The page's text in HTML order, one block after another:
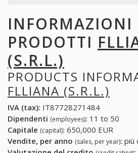
INFORMAZIONI
PRODOTTI
(S.R.L.)
PRODUCTS
FLLIANA (S.R.L.)
IVA (tax): IT87728271484
Dipendenti (employees): 11 to 50
Capitale (capital): 650,000 EUR
Vendite, per anno (sales, per year): più